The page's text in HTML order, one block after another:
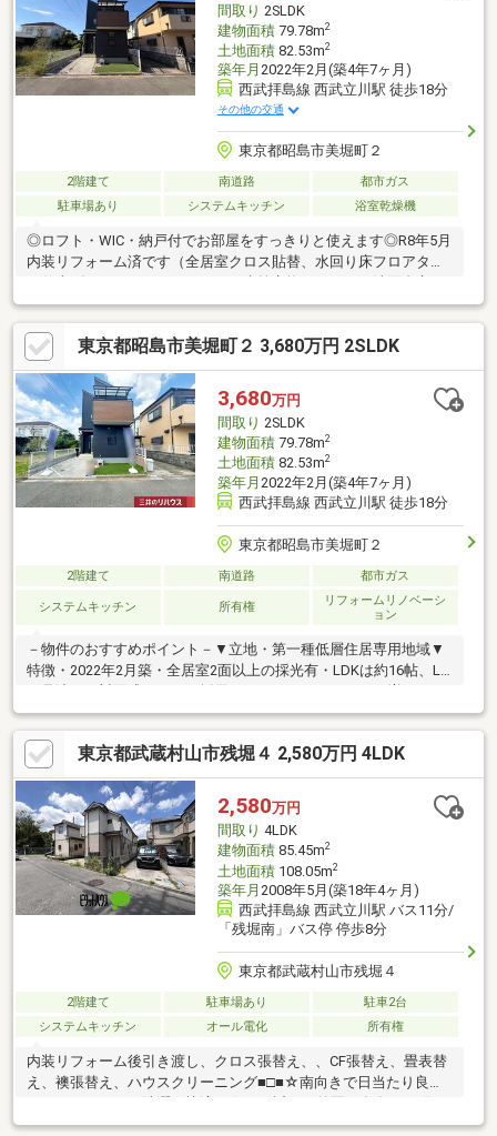
間取り 2SLDK
建物面積79.78m2
土地面積82.53m2
築年月 2022年2月(築4年7ヶ月)
西武拝島線 西武立川駅 徒歩18分
その他の交通
東京都昭島市美堀町２
2階建て 南道路
都市ガス
駐車場あり
システムキッチン 浴室乾燥機
◎ロフト・WIC・納戸付でお部屋をすっきりと使えます◎R8年5月
内装リフォーム済です（全居室クロス貼替、水回り床フロアタイ
換、浴室シャワー・浴室水栓・浴室鏡交換、各室照明取付、ハウ
スクリーニング） ※間取のSは納戸です※駐車台数は車種により
ます※写真中の調度品は売買対象に含まれません
東京都昭島市美堀町２ 3,680万円 2SLDK
3,680万円
間取り 2SLDK
建物面積79.78m2
土地面積82.53m2
築年月 2022年2月(築4年7ヶ月)
西武拝島線 西武立川駅 徒歩18分
東京都昭島市美堀町２
2階建て 南道路 都市ガス
システムキッチン 所有権
リフォームリノベーシ
ョン
－物件のおすすめポイント－▼立地・第一種低層住居専用地域▼
特徴・2022年2月築・全居室2面以上の採光有・LDKは約16帖、LD
が見渡せる対面式キッチン採用・コミュニケーションが増えるリ
ビング階段・ロフト付ストレージスペースやWIC付洋室有・駐車
場有(車種による)▼2026年5月室内リフォーム済【交換】キッチン
(ガスコンロ・水栓)、トイレ 等【その他】全居室クロス張替、ハ
ウスクリーニング 他▼周辺環境・昭島市立拝島第二小学校 徒歩6
分(約480m)■ ご希望の住まい探しをお手伝いします
━━━━━・・・物件の詳細・ご相談はお気軽にお問い合わせく
ださい。
東京都武蔵村山市残堀４ 2,580万円 4LDK
2,580万円
間取り 4LDK
建物面積85.45m2
土地面積108.05m2
築年月 2008年5月(築18年4ヶ月)
西武拝島線 西武立川駅 バス11分/
「残堀南」バス停 停歩8分
東京都武蔵村山市残堀４
2階建て 駐車場あり
駐車2台
システムキッチン
オール電化 所有権
内装リフォーム後引き渡し、クロス張替え、、CF張替え、畳表替
え、襖張替え、ハウスクリーニング■□■☆南向きで日当たり良好
横田基地に隣接した緑豊かで閑静な住宅地です♪☆リビング横に